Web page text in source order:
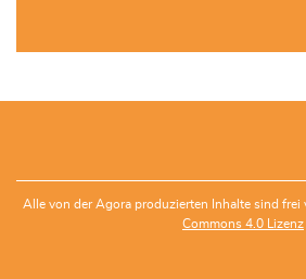
Alle von der Agora produzierten Inhalte sind frei
Commons 4.0 Lizenz